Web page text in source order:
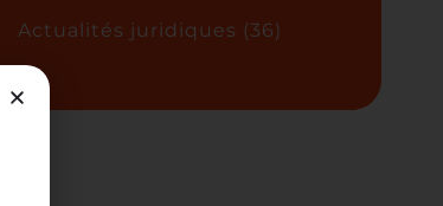
Actualités juridiques (36)